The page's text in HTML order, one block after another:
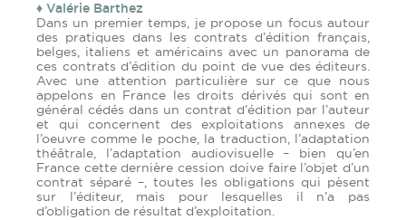
♦ Valérie Barthez
Dans un premier temps, je propose un focus autour
des pratiques dans les contrats d’édition français,
belges, italiens et américains avec un panorama de
ces contrats d’édition du point de vue des éditeurs.
Avec une attention particulière sur ce que nous
appelons en France les droits dérivés qui sont en
général cédés dans un contrat d’édition par l’auteur
et qui concernent des exploitations annexes de
l’oeuvre comme le poche, la traduction, l’adaptation
théâtrale, l’adaptation audiovisuelle – bien qu’en
France cette dernière cession doive faire l’objet d’un
contrat séparé –, toutes les obligations qui pèsent
sur l’éditeur, mais pour lesquelles il n’a pas
d’obligation de résultat d’exploitation.